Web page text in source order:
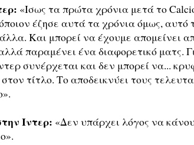
«Ισως τα πρώτα χρόνια μετά το
έζησε αυτά τα χρόνια όμως, αυτό
Και μπορεί να έχουμε απομείνει
παραμένει ένα διαφορετικό ματς.
συνέρχεται και δεν μπορεί να...
τίτλο. Το αποδεικνύει τους
Ιντερ: «Δεν υπάρχει λόγος να